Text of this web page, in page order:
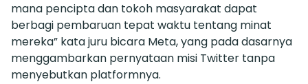
mana pencipta dan tokoh masyarakat dapat
berbagi pembaruan tepat waktu tentang minat
mereka” kata juru bicara Meta, yang pada dasarnya
menggambarkan pernyataan misi Twitter tanpa
menyebutkan platformnya.